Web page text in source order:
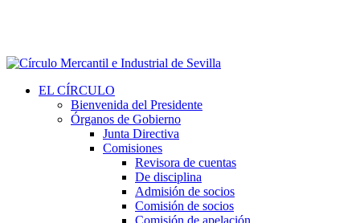
EL CÍRCULO
Bienvenida del Presidente
Órganos de Gobierno
Junta Directiva
Comisiones
Revisora de cuentas
De disciplina
Admisión de socios
Comisión de socios